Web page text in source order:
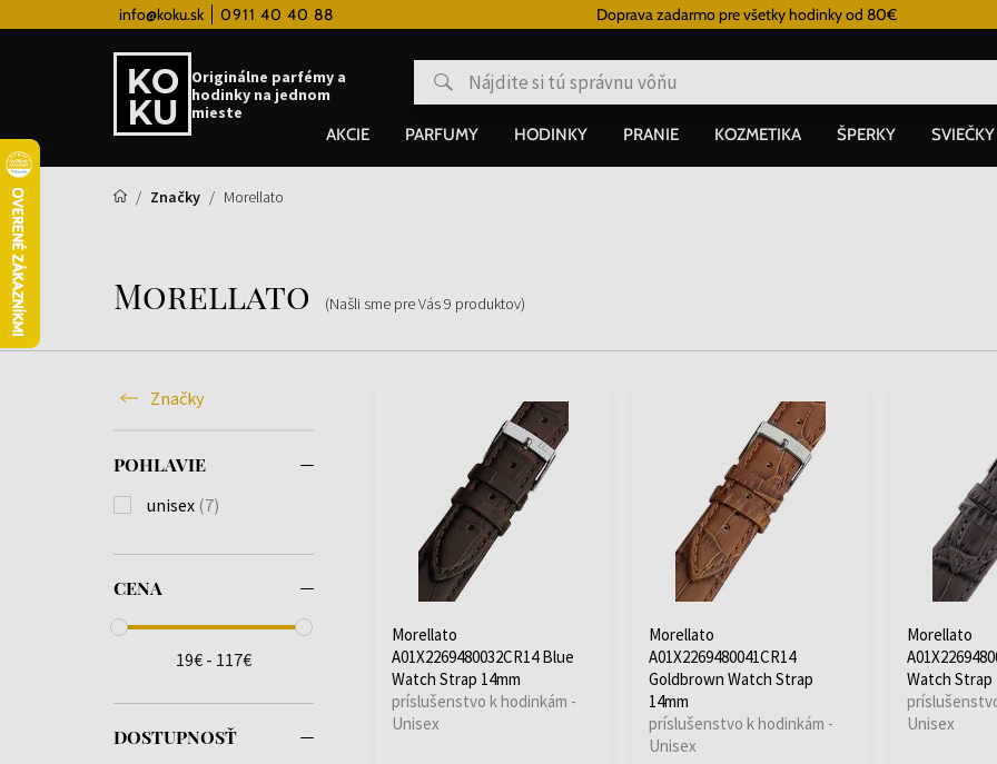
info@koku.sk 0911 40 40 88Vernostný systém Doprava zadarmo pre všetky hodinky od 80€
Originálne parfémy a
hodinky na jednom
mieste
AKCIE
PARFUMY HODINKY PRANIE KOZMETIKA ŠPERKY SVIEČKY
Značky Morellato
Morellato (Našli sme pre Vás9 produktov)
Značky
POHLAVIE
unisex (7)
CENA
19€ - 117€
DOSTUPNOSŤ
Morellato
A01X2269480032CR14 Blue
Watch Strap 14mm
príslušenstvo k hodinkám -
Unisex
Morellato
A01X2269480041CR14
Goldbrown Watch Strap
14mm
príslušenstvo k hodinkám -
Unisex
Morellato
Watch Strap
Unisex